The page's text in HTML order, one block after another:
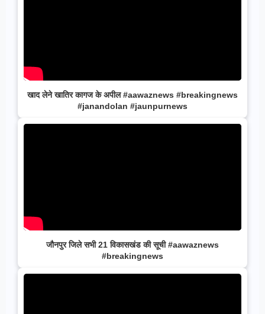
खाद लेने खातिर कागज के अपील #aawaznews #breakingnews
#janandolan #jaunpurnews
जौनपुर जिले सभी 21 विकासखंड की सूची #aawaznews
#breakingnews